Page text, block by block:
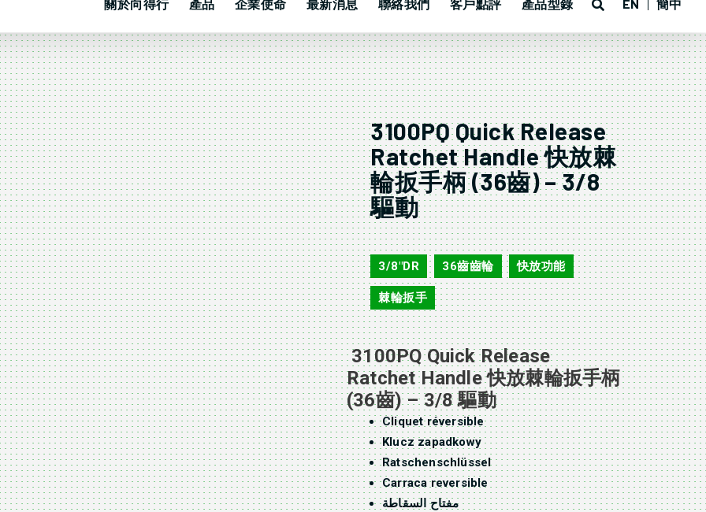
關於向得行 產品 企業使命 最新消息 聯絡我們 客戶點評 產品型錄 EN 簡中
3100PQ Quick Release
Ratchet Handle 快放棘
輪扳手柄 (36齒) – 3/8
驅動
3100PQ
3/8"DR , 36齒齒輪 , 快放功能 ,
棘輪扳手
3100PQ Quick Release
Ratchet Handle 快放棘輪扳手柄
(36齒) – 3/8 驅動
Cliquet réversible
Klucz zapadkowy
Ratschenschlüssel
Carraca reversible
مفتاح السقاطة